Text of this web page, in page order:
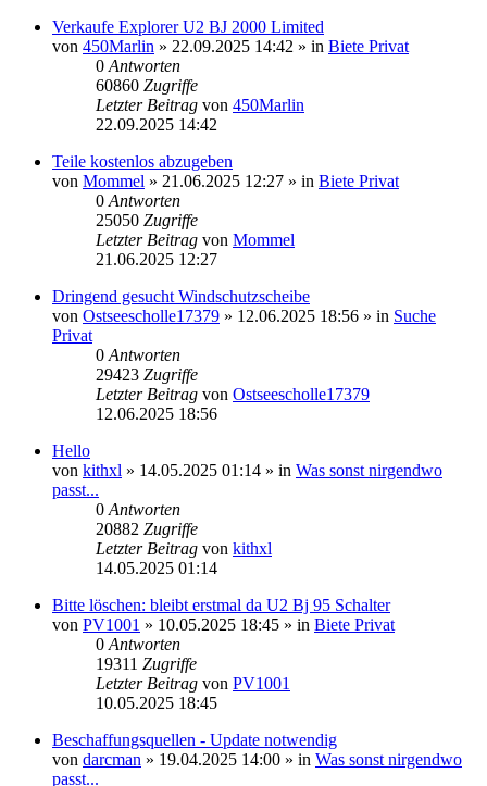
Verkaufe Explorer U2 BJ 2000 Limited
von 450Marlin » 22.09.2025 14:42 » in Biete Privat
0 Antworten
60860 Zugriffe
Letzter Beitrag von 450Marlin
22.09.2025 14:42
Teile kostenlos abzugeben
von Mommel » 21.06.2025 12:27 » in Biete Privat
0 Antworten
25050 Zugriffe
Letzter Beitrag von Mommel
21.06.2025 12:27
Dringend gesucht Windschutzscheibe
von Ostseescholle17379 » 12.06.2025 18:56 » in Suche
Privat
0 Antworten
29423 Zugriffe
Letzter Beitrag von Ostseescholle17379
12.06.2025 18:56
Hello
von kithxl » 14.05.2025 01:14 » in Was sonst nirgendwo
passt...
0 Antworten
20882 Zugriffe
Letzter Beitrag von kithxl
14.05.2025 01:14
Bitte löschen: bleibt erstmal da U2 Bj 95 Schalter
von PV1001 » 10.05.2025 18:45 » in Biete Privat
0 Antworten
19311 Zugriffe
Letzter Beitrag von PV1001
10.05.2025 18:45
Beschaffungsquellen - Update notwendig
von darcman » 19.04.2025 14:00 » in Was sonst nirgendwo
passt...